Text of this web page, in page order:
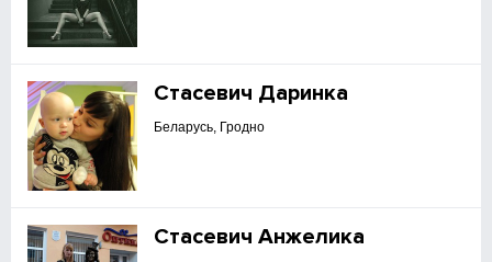
Стасевич Даринка
Беларусь, Гродно
Стасевич Анжелика